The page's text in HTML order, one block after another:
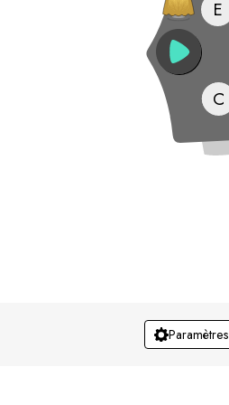
C
E
Paramètres